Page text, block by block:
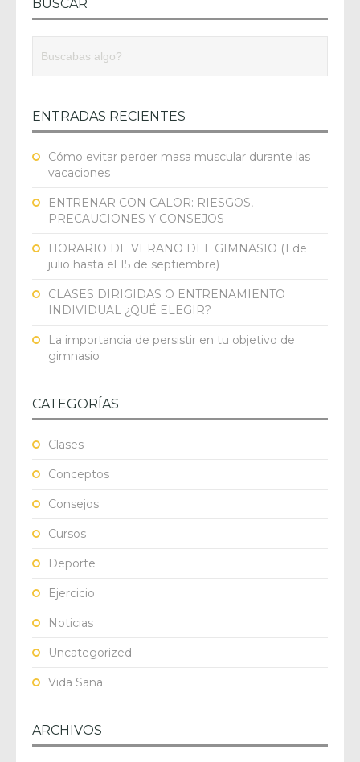
BUSCAR
ENTRADAS RECIENTES
Cómo evitar perder masa muscular durante las
vacaciones
ENTRENAR CON CALOR: RIESGOS,
PRECAUCIONES Y CONSEJOS
HORARIO DE VERANO DEL GIMNASIO (1 de
julio hasta el 15 de septiembre)
CLASES DIRIGIDAS O ENTRENAMIENTO
INDIVIDUAL ¿QUÉ ELEGIR?
La importancia de persistir en tu objetivo de
gimnasio
CATEGORÍAS
Clases
Conceptos
Consejos
Cursos
Deporte
Ejercicio
Noticias
Uncategorized
Vida Sana
ARCHIVOS